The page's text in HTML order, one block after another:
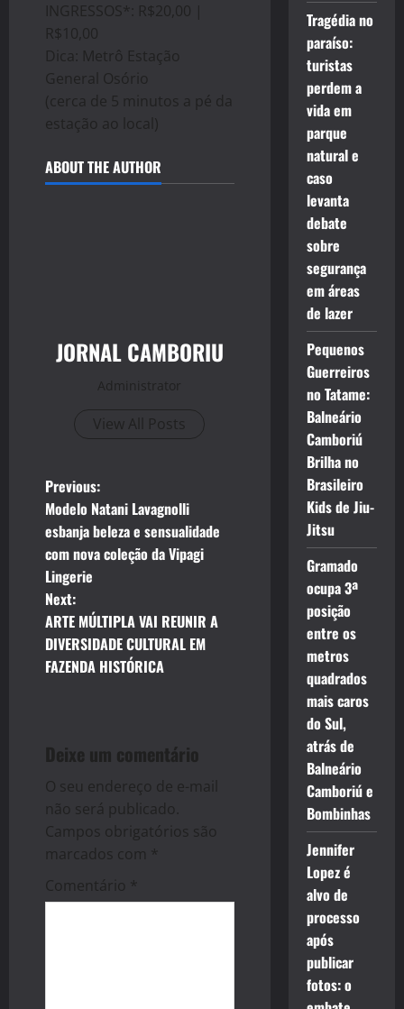
INGRESSOS*: R$20,00 |
R$10,00
Dica: Metrô Estação
General Osório
(cerca de 5 minutos a pé da
estação ao local)
ABOUT THE AUTHOR
JORNAL CAMBORIU
Administrator
View All Posts
P
o
s
t
n
a
i
g
a
t
i
Previous:
Modelo Natani Lavagnolli
esbanja beleza e sensualidade
com nova coleção da Vipagi
Lingerie
Next:
ARTE MÚLTIPLA VAI REUNIR A
DIVERSIDADE CULTURAL EM
FAZENDA HISTÓRICA
Deixe um comentário
O seu endereço de e-mail
não será publicado.
Campos obrigatórios são
marcados com *
Comentário *
Tragédia no
paraíso:
turistas
perdem a
vida em
parque
natural e
caso
levanta
debate
sobre
segurança
em áreas
de lazer
Pequenos
Guerreiros
no Tatame:
Balneário
Camboriú
Brilha no
Brasileiro
Kids de Jiu-
Jitsu
Gramado
ocupa 3ª
posição
entre os
metros
quadrados
mais caros
do Sul,
atrás de
Balneário
Camboriú e
Bombinhas
Jennifer
Lopez é
alvo de
processo
após
publicar
fotos: o